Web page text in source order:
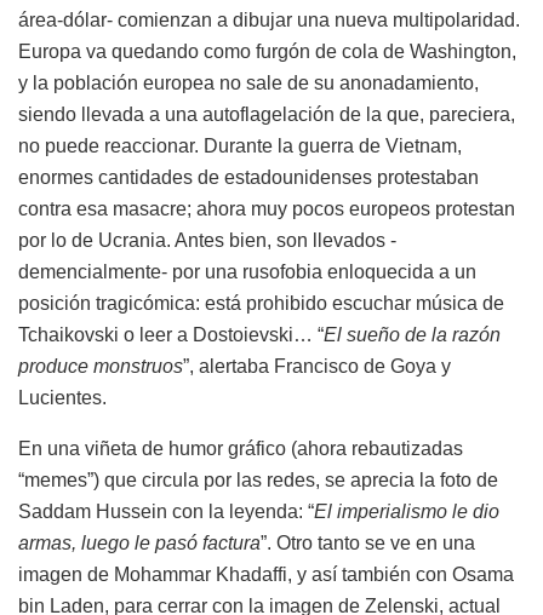
área-dólar- comienzan a dibujar una nueva multipolaridad.
Europa va quedando como furgón de cola de Washington,
y la población europea no sale de su anonadamiento,
siendo llevada a una autoflagelación de la que, pareciera,
no puede reaccionar. Durante la guerra de Vietnam,
enormes cantidades de estadounidenses protestaban
contra esa masacre; ahora muy pocos europeos protestan
por lo de Ucrania. Antes bien, son llevados -
demencialmente- por una rusofobia enloquecida a un
posición tragicómica: está prohibido escuchar música de
Tchaikovski o leer a Dostoievski… “El sueño de la razón
produce monstruos”, alertaba Francisco de Goya y
Lucientes.
En una viñeta de humor gráfico (ahora rebautizadas
“memes”) que circula por las redes, se aprecia la foto de
Saddam Hussein con la leyenda: “El imperialismo le dio
armas, luego le pasó factura”. Otro tanto se ve en una
imagen de Mohammar Khadaffi, y así también con Osama
bin Laden, para cerrar con la imagen de Zelenski, actual